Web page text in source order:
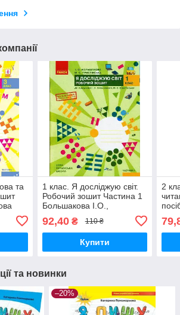
та
1 клас. Я досліджую світ.
Робочий зошит Частина 1
Большакова І.О.,
92,40₴ 110 ₴
Купити
2
та новинки
–20%